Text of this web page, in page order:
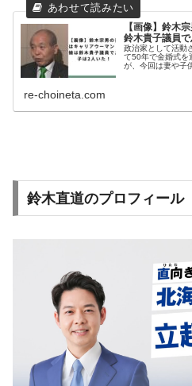
【画像】鈴木
鈴木貴子議員で
政治家として活動
て50年で金婚式を
が、今回は妻や子
re-choineta.com
鈴木直道のプロフィール